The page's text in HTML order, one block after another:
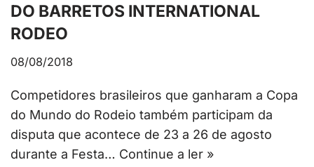
DO BARRETOS INTERNATIONAL
RODEO
08/08/2018
Competidores brasileiros que ganharam a Copa
do Mundo do Rodeio também participam da
disputa que acontece de 23 a 26 de agosto
durante a Festa… Continue a ler »